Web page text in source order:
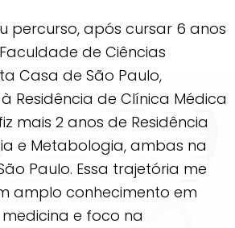
percurso, após cursar 6 anos
de Ciências
Casa de São Paulo,
Residência de Clínica Médica
mais 2 anos de Residência
e Metabologia, ambas na
Paulo. Essa trajetória me
amplo conhecimento em
e foco na